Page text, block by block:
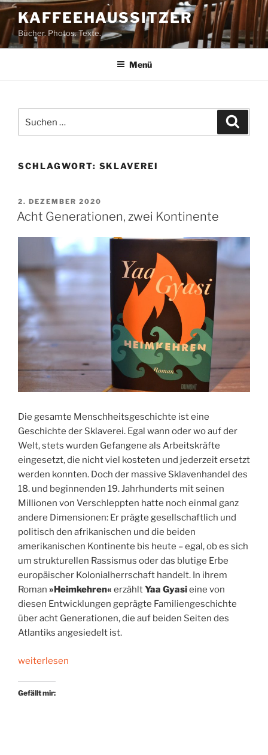
Zum
Inhalt
springen
KAFFEEHAUSSITZER
Bücher. Photos. Texte.
Menü
nach:
SCHLAGWORT: SKLAVEREI
VERÖFFENTLICHT
AM
2. DEZEMBER 2020
Acht Generationen, zwei Kontinente
Die gesamte Menschheitsgeschichte ist eine
Geschichte der Sklaverei. Egal wann oder wo auf der
Welt, stets wurden Gefangene als Arbeitskräfte
eingesetzt, die nicht viel kosteten und jederzeit ersetzt
werden konnten. Doch der massive Sklavenhandel des
18. und beginnenden 19. Jahrhunderts mit seinen
Millionen von Verschleppten hatte noch einmal ganz
andere Dimensionen: Er prägte gesellschaftlich und
politisch den afrikanischen und die beiden
amerikanischen Kontinente bis heute – egal, ob es sich
um strukturellen Rassismus oder das blutige Erbe
europäischer Kolonialherrschaft handelt. In ihrem
Roman »Heimkehren« erzähltYaa Gyasieine von
diesen Entwicklungen geprägte Familiengeschichte
über acht Generationen, die auf beiden Seiten des
Atlantiks angesiedelt ist.
„Acht
zwei
weiterlesen
Gefällt mir: